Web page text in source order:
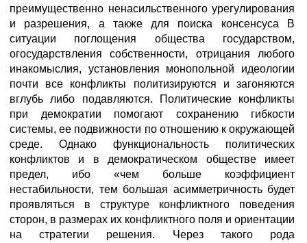
преимущественно ненасильственного урегулирования
и разрешения, а также для поиска консенсуса В
ситуации поглощения общества государством,
огосударствления собственности, отрицания любого
инакомыслия, установления монопольной идеологии
почти все конфликты политизируются и загоняются
вглубь либо подавляются. Политические конфликты
при демократии помогают сохранению гибкости
системы, ее подвижности по отношению к окружающей
среде. Однако функциональность политических
конфликтов и в демократическом обществе имеет
предел, ибо «чем больше коэффициент
нестабильности, тем большая асимметричность будет
проявляться в структуре конфликтного поведения
сторон, в размерах их конфликтного поля и ориентации
на стратегии решения. Через такого рода